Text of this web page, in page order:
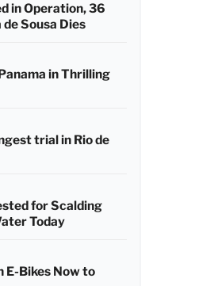
in Operation, 36
Sousa Dies
in Thrilling
trial in Rio de
for Scalding
Today
E-Bikes Now to